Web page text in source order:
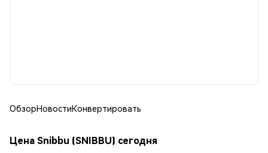
ОбзорНовостиКонвертировать
Цена Snibbu (SNIBBU) сегодня